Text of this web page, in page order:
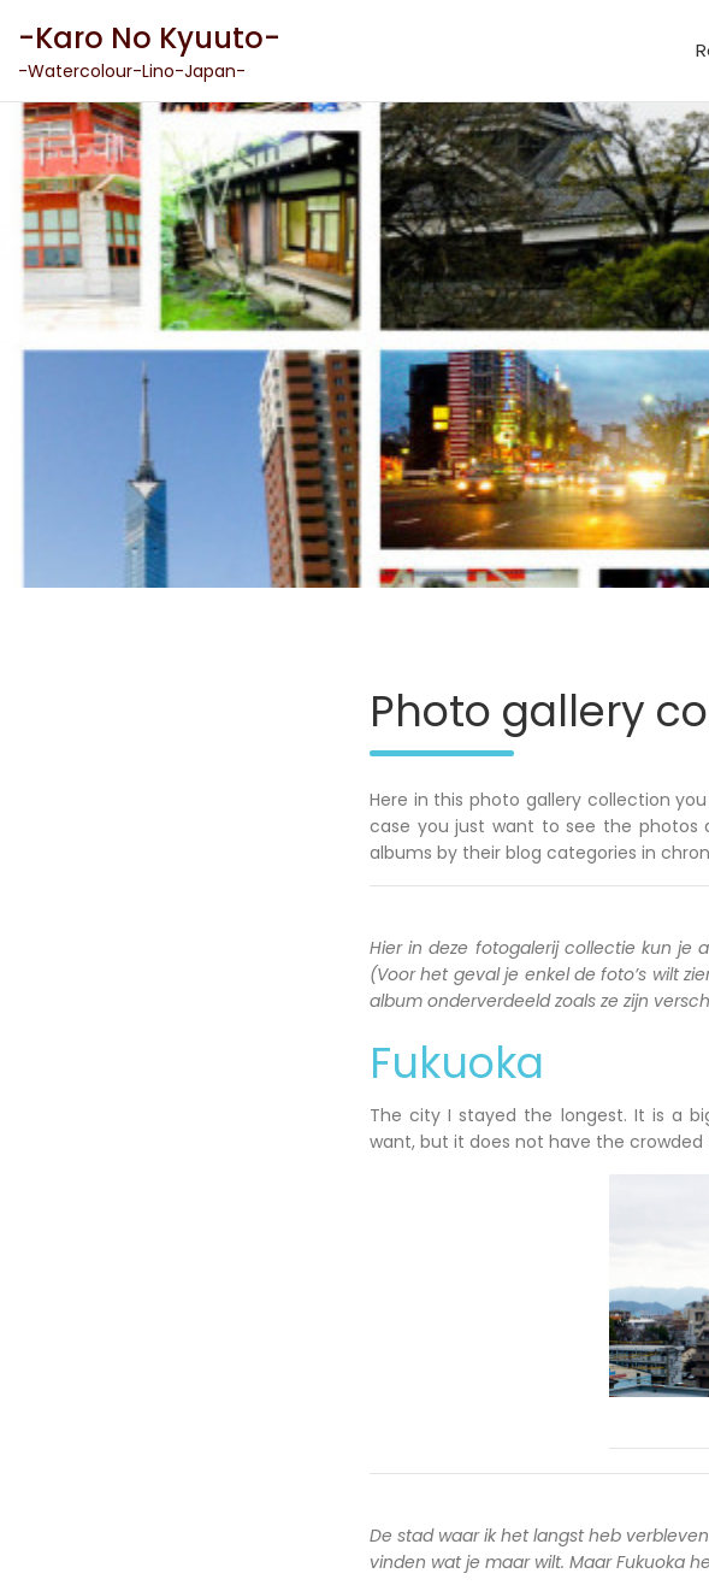
content
-Karo No Kyuuto-
-Watercolour-Lino-Japan-
Photo gallery
Here in this photo gallery collection
case you just want to see the photos
albums by their blog categories in
Hier in deze fotogalerij collectie kun je
(Voor het geval je enkel de foto’s wilt
album onderverdeeld zoals ze zijn
Fukuoka
The city I stayed the longest. It is a
want, but it does not have the crowded
De stad waar ik het langst heb
vinden wat je maar wilt. Maar Fukuoka